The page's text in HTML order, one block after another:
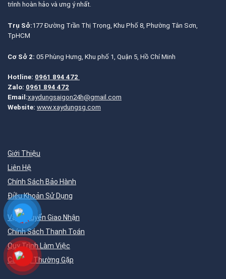
trình hoàn hảo và ưng ý nhất.
Trụ Sở:177 Đường Trần Thị Trọng, Khu Phố 8, Phường Tân Sơn,
TpHCM
Cơ Sở 2: 05 Phùng Hưng, Khu phố 1, Quận 5, Hồ Chí Minh
Hotline: 0961 894 472
Zalo: 0961 894 472
Email:xaydungsaigon24h@gmail.com
Website: www.xaydungsg.com
Giới Thiệu
Liên Hệ
Chính Sách Bảo Hành
Điều Khoản Sử Dụng
Vận Chuyển Giao Nhận
Chính Sách Thanh Toán
Quy Trình Làm Việc
Câu Hỏi Thường Gặp